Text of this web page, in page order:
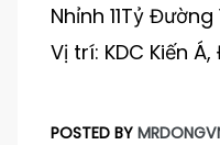
Nhỉnh 11Tỷ
Vị trí: KDC Kiến
POSTED BY